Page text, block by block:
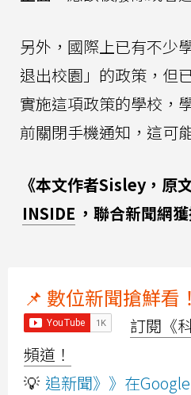
另外，國際上已有不少
退出校園」的政策，但
實施這項政策的學校，
前關閉手機通知，這可
《本文作者Sisley，原
INSIDE ，聯合新聞網
📌 數位新聞搶鮮看！
訂閱《
頻道！
💡 追新聞》》在